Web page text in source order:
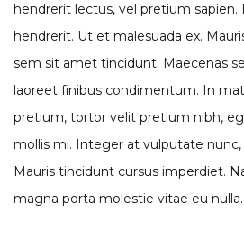
hendrerit lectus, vel pretium sapien.
hendrerit. Ut et malesuada ex.
sem sit amet tincidunt. Maecenas
laoreet finibus condimentum. In
pretium, tortor velit pretium nibh,
mollis mi. Integer at vulputate
Mauris tincidunt cursus imperdiet.
magna porta molestie vitae eu nulla.